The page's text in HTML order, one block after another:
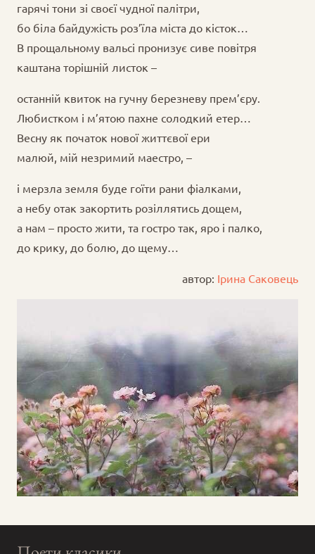
гарячі тони зі своєї чудної палітри,
бо біла байдужість роз’їла міста до кісток…
В прощальному вальсі пронизує сиве повітря
каштана торішній листок –
останній квиток на гучну березневу прем’єру.
Любистком і м’ятою пахне солодкий етер…
Весну як початок нової життєвої ери
малюй, мій незримий маестро, –
і мерзла земля буде гоїти рани фіалками,
а небу отак закортить розіллятись дощем,
а нам – просто жити, та гостро так, яро і палко,
до крику, до болю, до щему…
автор: Ірина Саковець